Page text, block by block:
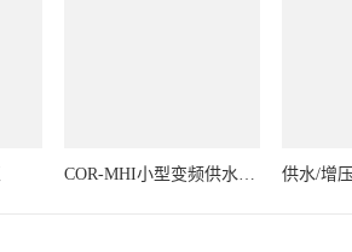
COR-MHI小型变频供水系统